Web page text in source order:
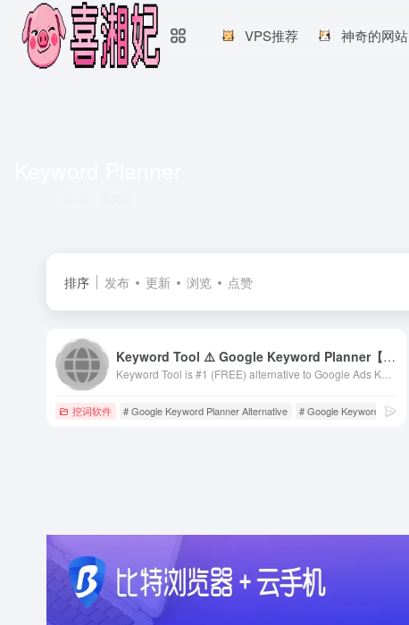
VPS推荐 神奇的网站
排序 发布 更新 浏览 点赞
Keyword Tool ⚠️ Google Keyword Planner【Search FREE】
挖词软件 # Google Keyword Planner Alternative # Google Keyword Tool